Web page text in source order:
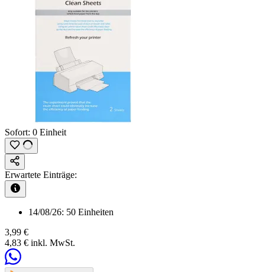
Sofort: 0 Einheit
Erwartete Einträge:
14/08/26: 50 Einheiten
3,99 €
4,83 € inkl. MwSt.